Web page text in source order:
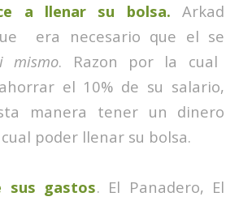
a llenar su bolsa. Arkad
era necesario que el se
mismo. Razon por la cual
el 10% de su salario,
manera tener un dinero
poder llenar su bolsa.
sus gastos. El Panadero, El